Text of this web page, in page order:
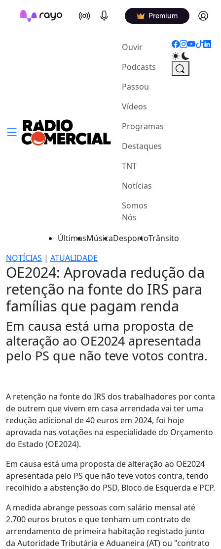
On Air Podcasts Premium Log in
Ouvir(current)
Podcasts
Passou
Vídeos
Programas
Destaques
TNT
Notícias
Somos
Nós
ÚltimasMúsicaDesportoTrânsito
NOTÍCIAS | ATUALIDADE
OE2024: Aprovada redução da
retenção na fonte do IRS para
famílias que pagam renda
Em causa está uma proposta de
alteração ao OE2024 apresentada
pelo PS que não teve votos contra.
A retenção na fonte do IRS dos trabalhadores por conta
de outrem que vivem em casa arrendada vai ter uma
redução adicional de 40 euros em 2024, foi hoje
aprovada nas votações na especialidade do Orçamento
do Estado (OE2024).
Em causa está uma proposta de alteração ao OE2024
apresentada pelo PS que não teve votos contra, tendo
recolhido a abstenção do PSD, Bloco de Esquerda e PCP.
A medida abrange pessoas com salário mensal até
2.700 euros brutos e que tenham um contrato de
arrendamento de primeira habitação registado junto
da Autoridade Tributária e Aduaneira (AT) ou "contrato